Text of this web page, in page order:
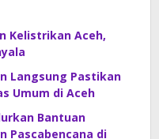
Kelistrikan Aceh,
Langsung Pastikan
Umum di Aceh
Bantuan
Pascabencana di